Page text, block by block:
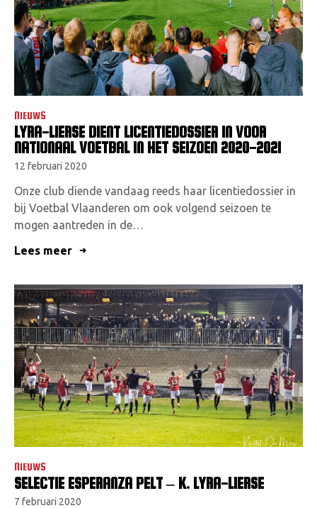
NIEUWS
LYRA-LIERSE DIENT LICENTIEDOSSIER IN VOOR
NATIONAAL VOETBAL IN HET SEIZOEN 2020-2021
12 februari 2020
Onze club diende vandaag reeds haar licentiedossier in
bij Voetbal Vlaanderen om ook volgend seizoen te
mogen aantreden in de…
Lees meer
NIEUWS
SELECTIE ESPERANZA PELT – K. LYRA-LIERSE
7 februari 2020